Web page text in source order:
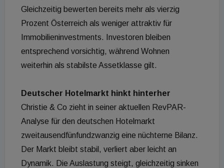
Gleichzeitig bewerten bereits mehr als vierzig
Prozent Österreich als weniger attraktiv für
Immobilieninvestments. Investoren bleiben
entsprechend vorsichtig, während Wohnen
weiterhin als stabilste Assetklasse gilt.
Deutscher Hotelmarkt hinkt hinterher
Christie & Co zieht in seiner aktuellen RevPAR-
Analyse für den deutschen Hotelmarkt
zweitausendfünfundzwanzig eine nüchterne Bilanz.
Der Markt bleibt stabil, verliert aber leicht an
Dynamik. Die Auslastung steigt, gleichzeitig sinken